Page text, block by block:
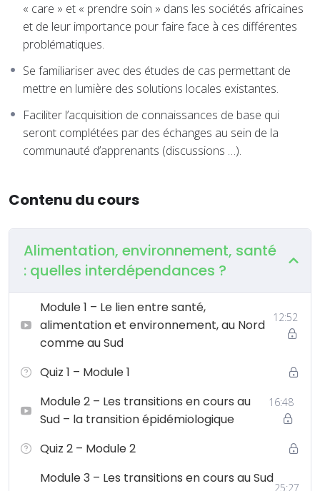
« care » et « prendre soin » dans les sociétés africaines
et de leur importance pour faire face à ces différentes
problématiques.
Se familiariser avec des études de cas permettant de
mettre en lumière des solutions locales existantes.
Faciliter l’acquisition de connaissances de base qui
seront complétées par des échanges au sein de la
communauté d’apprenants (discussions …).
Contenu du cours
Alimentation, environnement, santé
: quelles interdépendances ?
Module 1 – Le lien entre santé,
alimentation et environnement, au Nord
comme au Sud
12:52
Quiz 1 – Module 1
Module 2 – Les transitions en cours au
Sud – la transition épidémiologique
16:48
Quiz 2 – Module 2
Module 3 – Les transitions en cours au Sud
25:27